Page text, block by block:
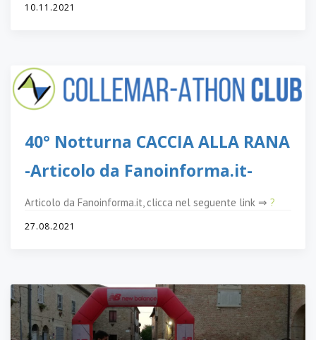
10.11.2021
40° Notturna CACCIA ALLA RANA
-Articolo da Fanoinforma.it-
Articolo da Fanoinforma.it, clicca nel seguente link ⇒ ?
27.08.2021